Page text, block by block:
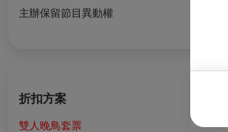
主辦保留節目異動權
折扣方案
雙人晚鳥套票